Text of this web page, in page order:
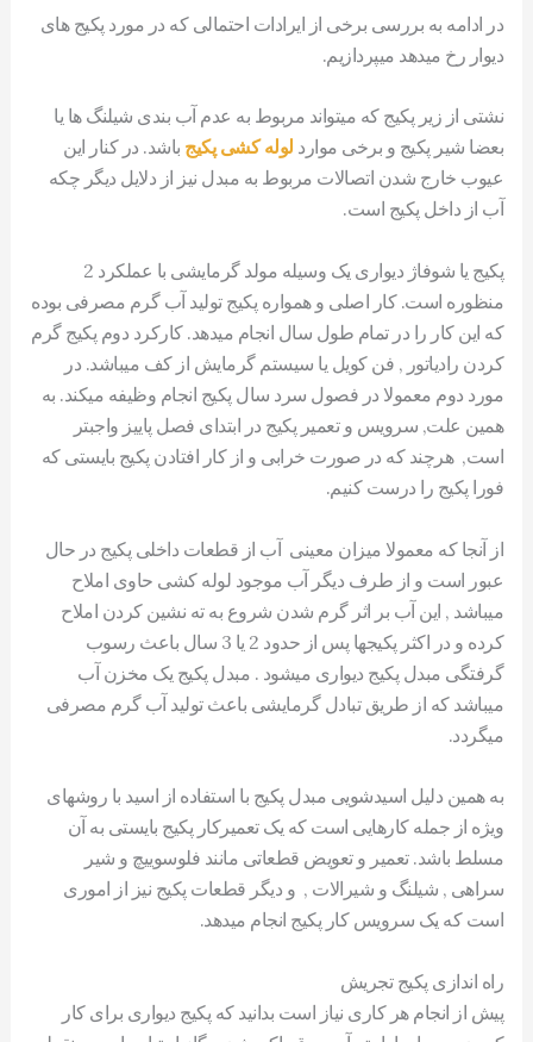
در ادامه به بررسی برخی از ایرادات احتمالی که در مورد پکیج های
دیوار رخ میدهد میپردازیم.
نشتی از زیر پکیج که میتواند مربوط به عدم آب بندی شیلنگ ها یا
بعضا شیر پکیج و برخی موارد لوله کشی پکیج باشد. در کنار این
عیوب خارج شدن اتصالات مربوط به مبدل نیز از دلایل دیگر چکه
آب از داخل پکیج است.
پکیج یا شوفاژ دیواری یک وسیله مولد گرمایشی با عملکرد 2
منظوره است. کار اصلی و همواره پکیج تولید آب گرم مصرفی بوده
که این کار را در تمام طول سال انجام میدهد. کارکرد دوم پکیج گرم
کردن رادیاتور , فن کویل یا سیستم گرمایش از کف میباشد. در
مورد دوم معمولا در فصول سرد سال پکیج انجام وظیفه میکند. به
همین علت, سرویس و تعمیر پکیج در ابتدای فصل پاییز واجبتر
است, هرچند که در صورت خرابی و از کار افتادن پکیج بایستی که
فورا پکیج را درست کنیم.
از آنجا که معمولا میزان معینی آب از قطعات داخلی پکیج در حال
عبور است و از طرف دیگر آب موجود لوله کشی حاوی املاح
میباشد , این آب بر اثر گرم شدن شروع به ته نشین کردن املاح
کرده و در اکثر پکیجها پس از حدود 2 یا 3 سال باعث رسوب
گرفتگی مبدل پکیج دیواری میشود . مبدل پکیج یک مخزن آب
میباشد که از طریق تبادل گرمایشی باعث تولید آب گرم مصرفی
میگردد.
به همین دلیل اسیدشویی مبدل پکیج با استفاده از اسید با روشهای
ویژه از جمله کارهایی است که یک تعمیرکار پکیج بایستی به آن
مسلط باشد. تعمیر و تعویض قطعاتی مانند فلوسوییچ و شیر
سراهی , شیلنگ و شیرالات , و دیگر قطعات پکیج نیز از اموری
است که یک سرویس کار پکیج انجام میدهد.
راه اندازی پکیج تجریش
پیش از انجام هر کاری نیاز است بدانید که پکیج دیواری برای کار